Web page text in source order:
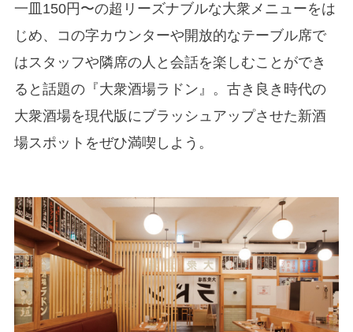
一皿150円〜の超リーズナブルな大衆メニューをは
じめ、コの字カウンターや開放的なテーブル席で
はスタッフや隣席の人と会話を楽しむことができ
ると話題の『大衆酒場ラドン』。古き良き時代の
大衆酒場を現代版にブラッシュアップさせた新酒
場スポットをぜひ満喫しよう。